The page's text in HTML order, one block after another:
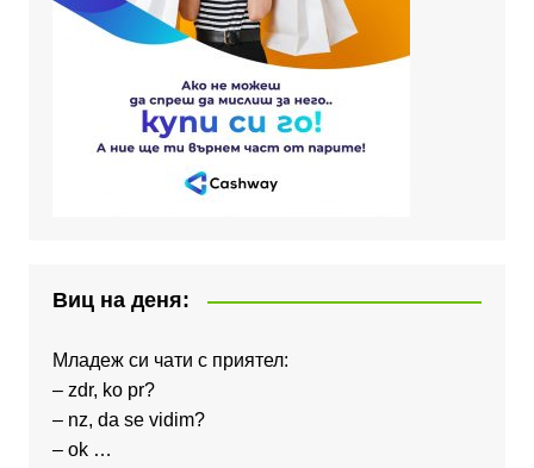
Виц на деня:
Младеж си чати с приятел:
– zdr, ko pr?
– nz, da se vidim?
– ok …